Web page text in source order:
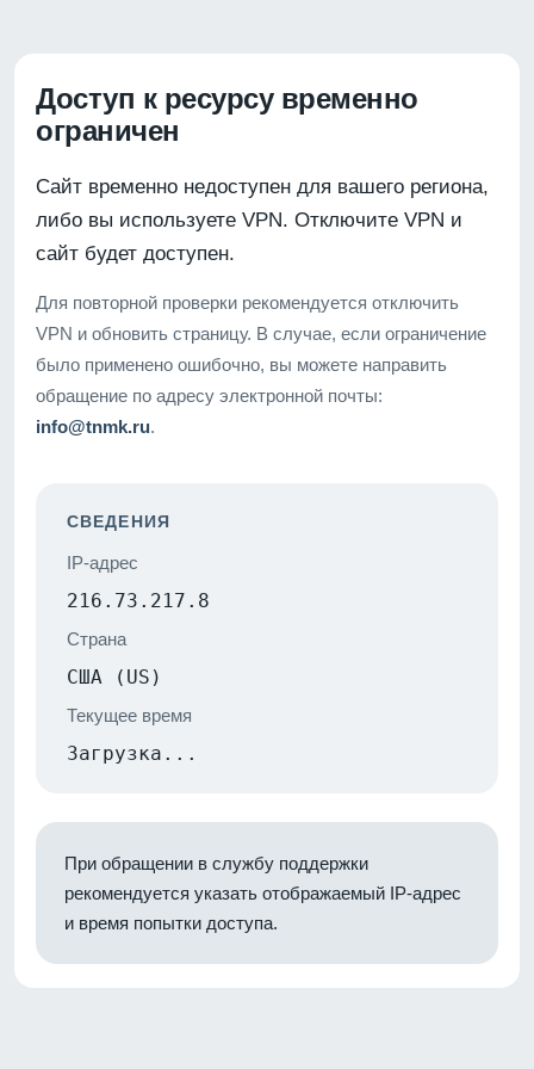
Доступ к ресурсу временно
ограничен
Сайт временно недоступен для вашего региона,
либо вы используете VPN. Отключите VPN и
сайт будет доступен.
Для повторной проверки рекомендуется отключить
VPN и обновить страницу. В случае, если ограничение
было применено ошибочно, вы можете направить
обращение по адресу электронной почты:
info@tnmk.ru.
СВЕДЕНИЯ
IP-адрес
216.73.217.8
Страна
США (US)
Текущее время
Загрузка...
При обращении в службу поддержки
рекомендуется указать отображаемый IP-адрес
и время попытки доступа.